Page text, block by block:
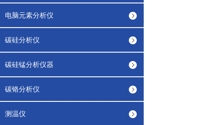
电脑元素分析仪
碳硅分析仪
碳硅锰分析仪器
碳铬分析仪
测温仪